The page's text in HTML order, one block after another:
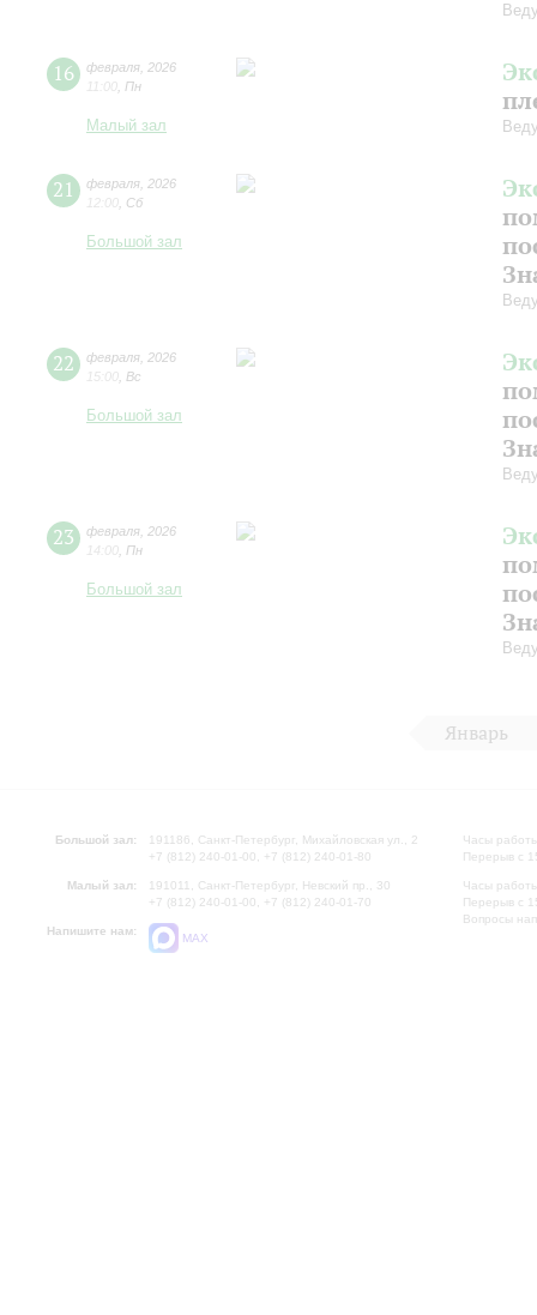
16 февраля 2026
11:00 Пн
Малый зал
21 февраля 2026
12:00 Сб
Большой зал
22 февраля 2026
15:00 Вс
Большой зал
23 февраля 2026
14:00 Пн
Большой зал
Январь
Большой зал:
191186, Санкт-Петербург, Михайловская ул., 2
+7 (812) 240-01-00, +7 (812) 240-01-80
Малый зал:
191011, Санкт-Петербург, Невский пр., 30
+7 (812) 240-01-00, +7 (812) 240-01-70
Напишите нам:
MAX
Часы
Перерыв с
Часы
Перерыв с
Вопросы